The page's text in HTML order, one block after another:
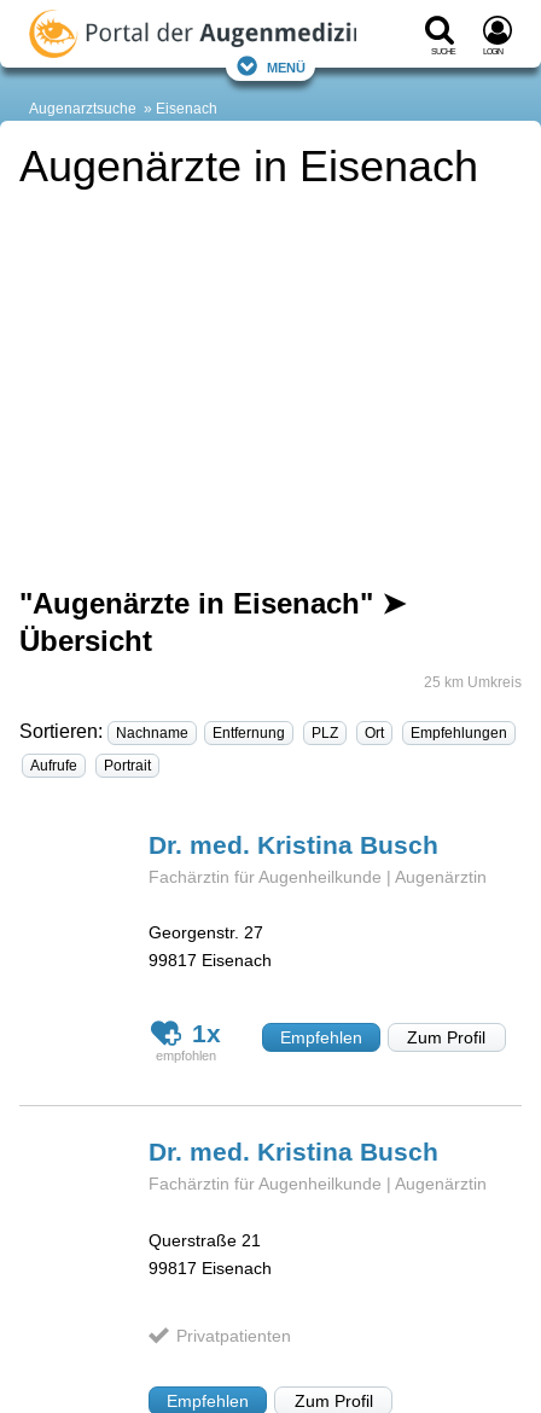
Suche Login
Menü
Augenarztsuche Eisenach
Augenärzte in Eisenach
"Augenärzte in Eisenach" ➤
Übersicht
25 km Umkreis
Sortieren: Nachname Entfernung PLZ Ort
Empfehlungen
Aufrufe
Portrait
Dr. med. Kristina Busch
Fachärztin für Augenheilkunde | Augenärztin
Georgenstr. 27
99817 Eisenach
1x Empfehlen Zum Profil
Dr. med. Kristina Busch
Fachärztin für Augenheilkunde | Augenärztin
Querstraße 21
99817 Eisenach
Privatpatienten
Empfehlen Zum Profil